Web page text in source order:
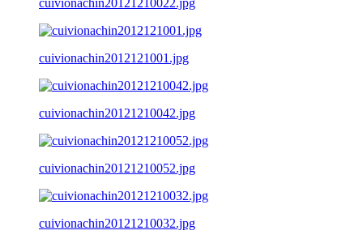
cuivionachin2012121001.jpg
cuivionachin20121210042.jpg
cuivionachin20121210052.jpg
cuivionachin20121210032.jpg